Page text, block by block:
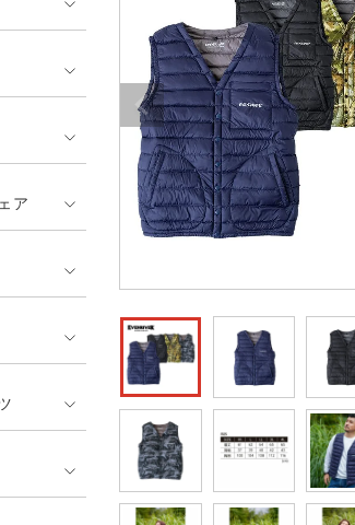
用小物・アクセサリー類 鞄・
ウェア・ヒートウェア 刺繍
ティア ランキング
ランキング
ネーム刺繍
作業着
ニット
ファン付き
防寒
カジュアル
GUSH FORCE CUP
ハイパーV 丸五
エアークラフト 自重堂
中塚被服 イーブンリ
福山ゴム工業
ビッグボー
社
護服
ア